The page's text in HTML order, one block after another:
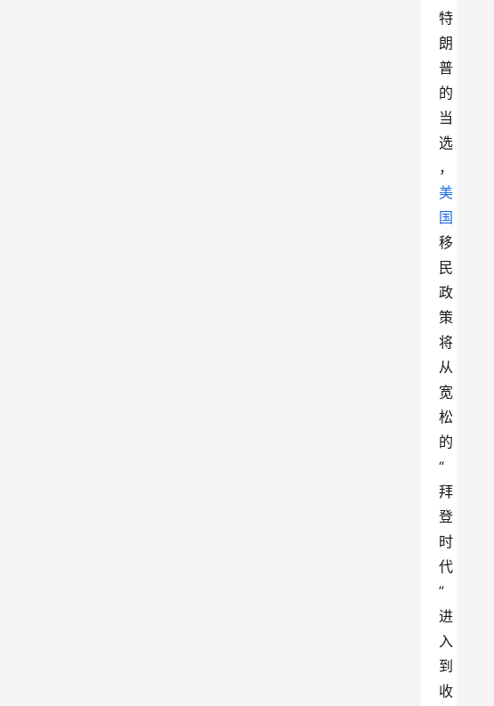
特
朗
普
的
当
选
，
美
国
移
民
政
策
将
从
宽
松
的
“
拜
登
时
代
”
进
入
到
收